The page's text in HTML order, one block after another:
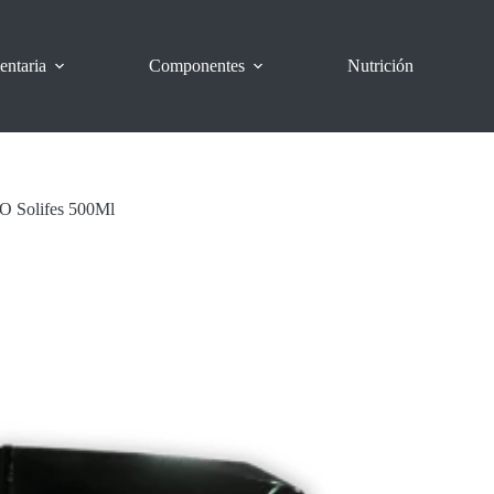
Componentes Nutrición
Solifes 500Ml